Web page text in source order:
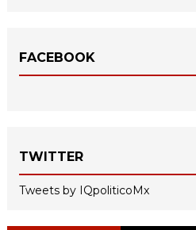
FACEBOOK
TWITTER
Tweets by IQpoliticoMx